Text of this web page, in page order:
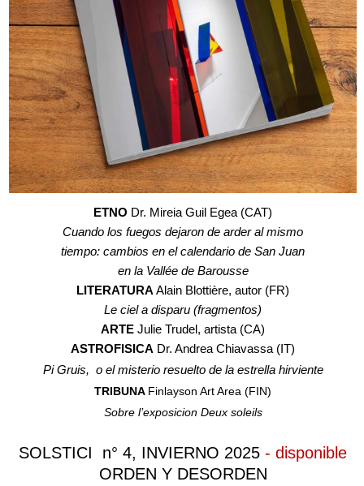
ETNO Dr. Mireia Guil Egea (CAT)
Cuando los fuegos dejaron de arder al mismo
tiempo: cambios en el calendario de San Juan
en la Vallée de Barousse
LITERATURA Alain Blottière, autor (FR)
Le ciel a disparu (fragmentos)
ARTE Julie Trudel, artista (CA)
ASTROFISICA Dr. Andrea Chiavassa (IT)
Pi Gruis, o el misterio resuelto de la estrella hirviente
TRIBUNA Finlayson Art Area (FIN)
Sobre l’exposicion Deux soleils
SOLSTICI n° 4, INVIERNO 2025 - disponible
ORDEN Y DESORDEN